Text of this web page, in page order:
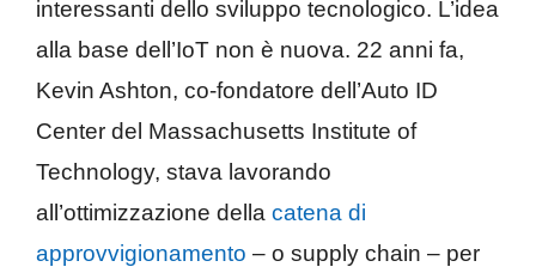
interessanti dello sviluppo tecnologico. L’idea
alla base dell’IoT non è nuova. 22 anni fa,
Kevin Ashton, co-fondatore dell’Auto ID
Center del Massachusetts Institute of
Technology, stava lavorando
all’ottimizzazione della catena di
approvvigionamento – o supply chain – per